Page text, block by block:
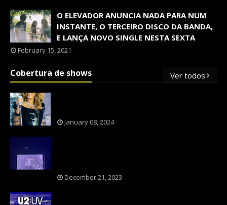
O ELEVADOR ANUNCIA NADA PARA NUM
INSTANTE, O TERCEIRO DISCO DA BANDA,
E LANÇA NOVO SINGLE NESTA SEXTA
February 15, 2021
Cobertura de shows Ver todos
January 08, 2024
December 21, 2023